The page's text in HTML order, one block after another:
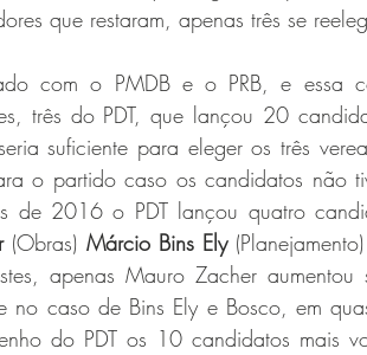
que restaram, apenas três se
com o PMDB e o PRB, e essa
três do PDT, que lançou 20
suficiente para eleger os três
o partido caso os candidatos não
de 2016 o PDT lançou quatro
(Obras) Márcio Bins Ely (Planejamento)
apenas Mauro Zacher
no caso de Bins Ely e Bosco, em
do PDT os 10 candidatos mais